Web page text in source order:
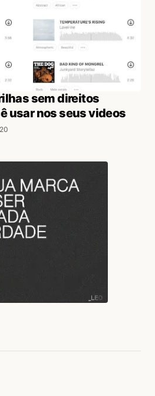
sem direitos
usar nos seus videos